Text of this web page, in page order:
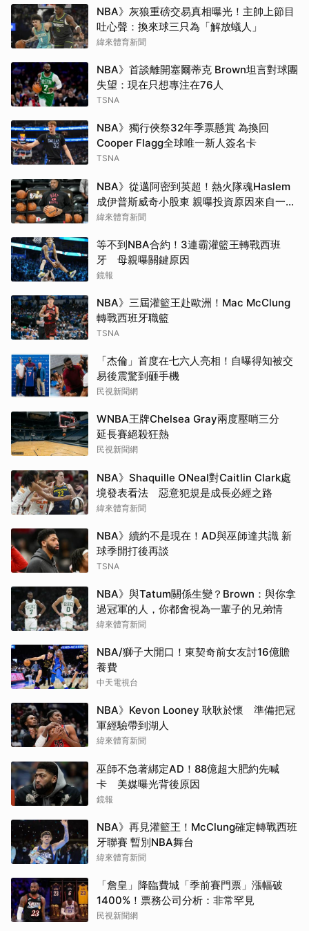
NBA》灰狼重磅交易真相曝光！主帥上節目
吐心聲：換來球三只為「解放蟻人」
緯來體育新聞
NBA》首談離開塞爾蒂克 Brown坦言對球團
失望：現在只想專注在76人
TSNA
NBA》獨行俠祭32年季票懸賞 為換回
Cooper Flagg全球唯一新人簽名卡
TSNA
NBA》從邁阿密到英超！熱火隊魂Haslem
成伊普斯威奇小股東 親曝投資原因來自一句
口號
緯來體育新聞
等不到NBA合約！3連霸灌籃王轉戰西班
牙 母親曝關鍵原因
鏡報
NBA》三屆灌籃王赴歐洲！Mac McClung
轉戰西班牙職籃
TSNA
「杰倫」首度在七六人亮相！自曝得知被交
易後震驚到砸手機
民視新聞網
WNBA王牌Chelsea Gray兩度壓哨三分
延長賽絕殺狂熱
民視新聞網
NBA》Shaquille ONeal對Caitlin Clark處
境發表看法 惡意犯規是成長必經之路
緯來體育新聞
NBA》續約不是現在！AD與巫師達共識 新
球季開打後再談
TSNA
NBA》與Tatum關係生變？Brown：與你拿
過冠軍的人，你都會視為一輩子的兄弟情
緯來體育新聞
NBA/獅子大開口！東契奇前女友討16億贍
養費
中天電視台
NBA》Kevon Looney 耿耿於懷 準備把冠
軍經驗帶到湖人
緯來體育新聞
巫師不急著綁定AD！88億超大肥約先喊
卡 美媒曝光背後原因
鏡報
NBA》再見灌籃王！McClung確定轉戰西班
牙聯賽 暫別NBA舞台
緯來體育新聞
「詹皇」降臨費城「季前賽門票」漲幅破
1400%！票務公司分析：非常罕見
民視新聞網